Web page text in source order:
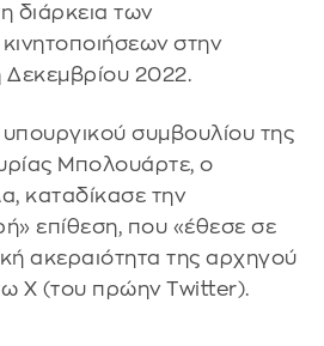
διάρκεια των
στην
Δεκεμβρίου 2022.
συμβουλίου της
Μπολουάρτε, ο
καταδίκασε την
επίθεση, που «έθεσε σε
ακεραιότητα της αρχηγού
X (του πρώην Twitter).